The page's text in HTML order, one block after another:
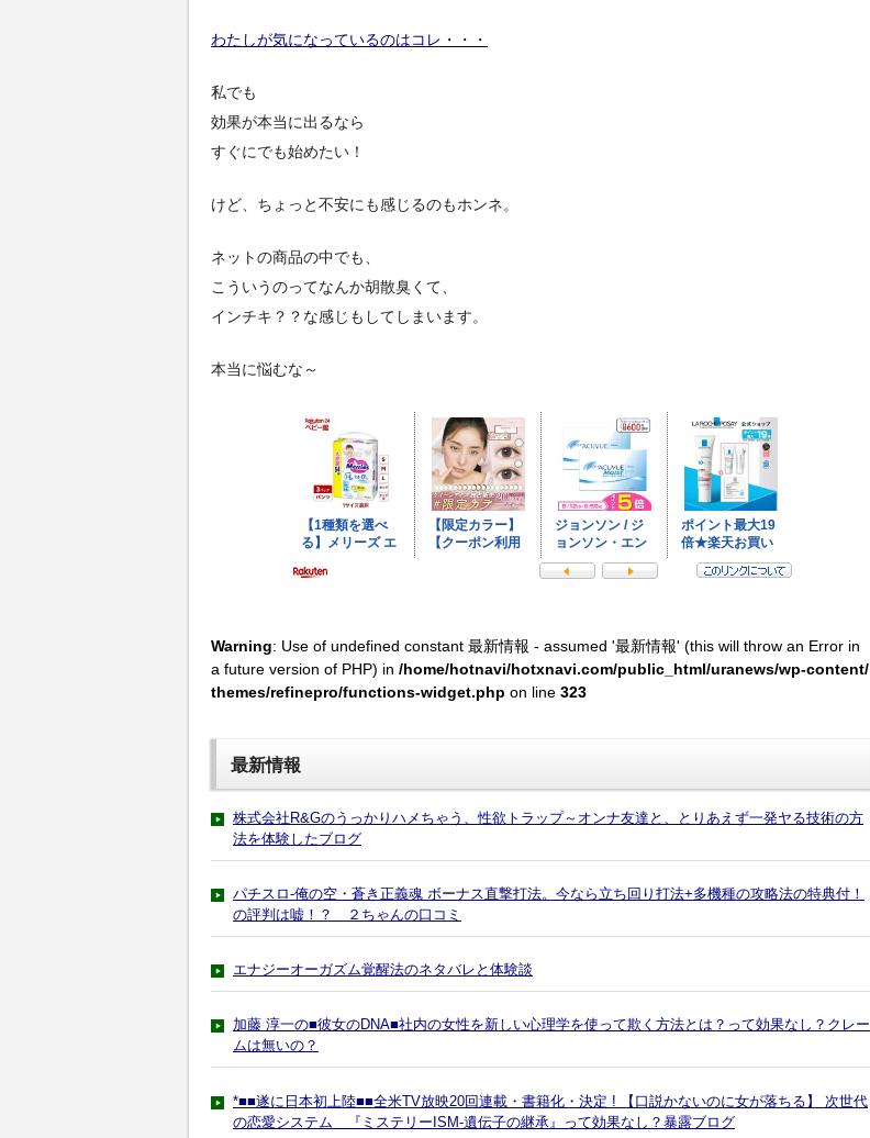
わたしが気になっているのはコレ・・・
私でも
効果が本当に出るなら
すぐにでも始めたい！
けど、ちょっと不安にも感じるのもホンネ。
ネットの商品の中でも、
こういうのってなんか胡散臭くて、
インチキ？？な感じもしてしまいます。
本当に悩むな～
Warning: Use of undefined constant 最新情報 - assumed '最新情報' (this will throw an Error in
a future version of PHP) in /home/hotnavi/hotxnavi.com/public_html/uranews/wp-content/
themes/refinepro/functions-widget.php on line 323
最新情報
株式会社R&Gのうっかりハメちゃう、性欲トラップ～オンナ友達と、とりあえず一発ヤる技術の方
法を体験したブログ
パチスロ-俺の空・蒼き正義魂 ボーナス直撃打法。今なら立ち回り打法+多機種の攻略法の特典付！
の評判は嘘！？ ２ちゃんの口コミ
エナジーオーガズム覚醒法のネタバレと体験談
加藤 淳一の■彼女のDNA■社内の女性を新しい心理学を使って欺く方法とは？って効果なし？クレー
ムは無いの？
*■■遂に日本初上陸■■全米TV放映20回連載・書籍化・決定 ! 【口説かないのに女が落ちる】 次世代
の恋愛システム 『ミステリーISM-遺伝子の継承』って効果なし？暴露ブログ